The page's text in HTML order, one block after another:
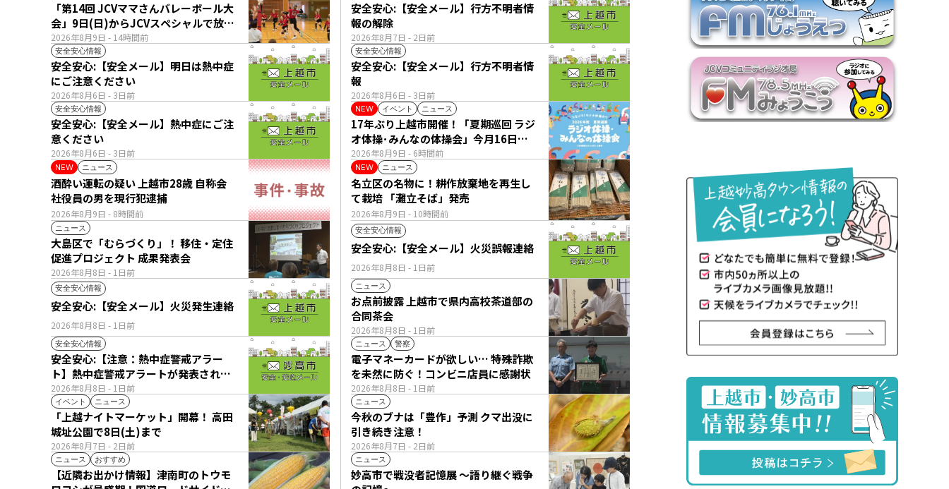
2026年8月9日 - 14時間前
「第14回 JCVママさんバレーボール大
会」9日(日)からJCVスペシャルで放
送！
2026年8月7日 - 2日前
安全安心:【安全メール】行方不明者情
報の解除
安全安心情報
2026年8月6日 - 3日前
安全安心:【安全メール】明日は熱中症
にご注意ください
安全安心情報
2026年8月6日 - 3日前
安全安心:【安全メール】行方不明者情
報
安全安心情報
2026年8月6日 - 3日前
安全安心:【安全メール】熱中症にご注
意ください
NEW イベント ニュース
2026年8月9日 - 6時間前
17年ぶり上越市開催！「夏期巡回 ラジ
オ体操･みんなの体操会」今月16日
(日)
NEW ニュース
2026年8月9日 - 8時間前
酒酔い運転の疑い 上越市28歳 自称会
社役員の男を現行犯逮捕
NEW ニュース
2026年8月9日 - 10時間前
名立区の名物に！耕作放棄地を再生し
て栽培 「灘立そば」発売
ニュース
2026年8月8日 - 1日前
大島区で「むらづくり」！ 移住・定住
促進プロジェクト 成果発表会
安全安心情報
2026年8月8日 - 1日前
安全安心:【安全メール】火災誤報連絡
安全安心情報
2026年8月8日 - 1日前
安全安心:【安全メール】火災発生連絡
ニュース
2026年8月8日 - 1日前
お点前披露 上越市で県内高校茶道部の
合同茶会
安全安心情報
2026年8月8日 - 1日前
安全安心:【注意：熱中症警戒アラー
ト】熱中症警戒アラートが発表されて
います。
ニュース 警察
2026年8月8日 - 1日前
電子マネーカードが欲しい… 特殊詐欺
を未然に防ぐ！コンビニ店員に感謝状
イベント ニュース
2026年8月7日 - 2日前
「上越ナイトマーケット」開幕！ 高田
城址公園で8日(土)まで
ニュース
2026年8月7日 - 2日前
今秋のブナは「豊作」予測 クマ出没に
引き続き注意！
ニュース おすすめ
【近隣お出かけ情報】津南町のトウモ
ニュース
妙高市で戦没者記憶展 ～語り継ぐ戦争